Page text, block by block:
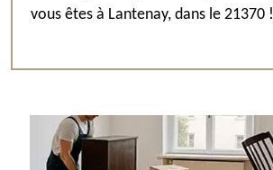
vous êtes à Lantenay, dans le 21370 !